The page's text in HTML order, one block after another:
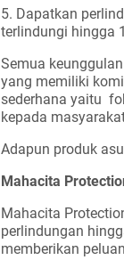
5. Dapatkan
terlindungi hingga
Semua
yang memiliki
sederhana yaitu
kepada
Adapun produk
Mahacita
Mahacita
perlindungan
memberikan